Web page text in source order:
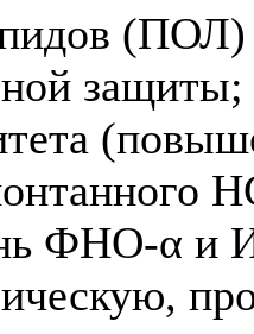
ФНО-α и